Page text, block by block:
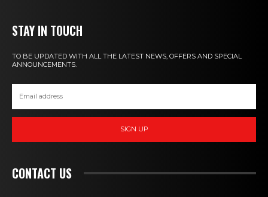
STAY IN TOUCH
TO BE UPDATED WITH ALL THE LATEST NEWS, OFFERS AND SPECIAL
ANNOUNCEMENTS.
SIGN UP
CONTACT US